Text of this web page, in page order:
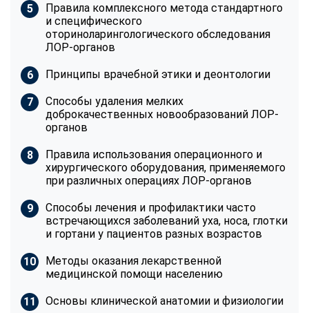
Правила комплексного метода стандартного
и специфического
оториноларингологического обследования
ЛОР-органов
Принципы врачебной этики и деонтологии
Способы удаления мелких
доброкачественных новообразований ЛОР-
органов
Правила использования операционного и
хирургического оборудования, применяемого
при различных операциях ЛОР-органов
Способы лечения и профилактики часто
встречающихся заболеваний уха, носа, глотки
и гортани у пациентов разных возрастов
Методы оказания лекарственной
медицинской помощи населению
Основы клинической анатомии и физиологии